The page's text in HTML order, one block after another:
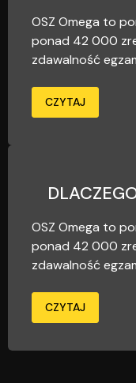
OSZ Omega to
ponad 42 000
zdawalność
CZYTAJ
OSZ Omega to
ponad 42 000
zdawalność
CZYTAJ